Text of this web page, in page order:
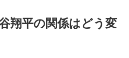
翔平の関係はどう変